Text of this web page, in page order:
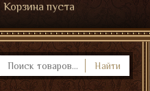
Корзина пуста
Найти